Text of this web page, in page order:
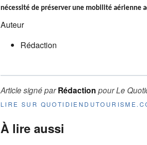
nécessité de préserver une mobilité aérienne
Auteur
Rédaction
Article signé parRédaction pourLe
LIRE SUR
À lire aussi